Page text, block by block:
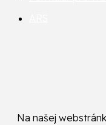
Na našej